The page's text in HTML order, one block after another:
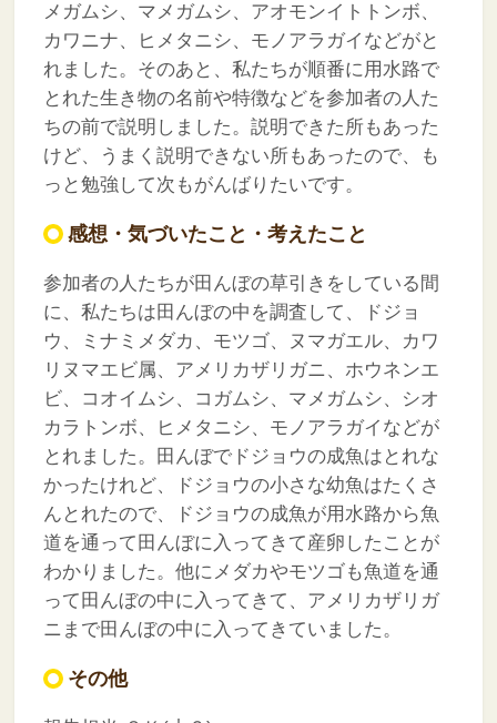
メガムシ、マメガムシ、アオモンイトトンボ、
カワニナ、ヒメタニシ、モノアラガイなどがと
れました。そのあと、私たちが順番に用水路で
とれた生き物の名前や特徴などを参加者の人た
ちの前で説明しました。説明できた所もあった
けど、うまく説明できない所もあったので、も
っと勉強して次もがんばりたいです。
感想・気づいたこと・考えたこと
参加者の人たちが田んぼの草引きをしている間
に、私たちは田んぼの中を調査して、ドジョ
ウ、ミナミメダカ、モツゴ、ヌマガエル、カワ
リヌマエビ属、アメリカザリガニ、ホウネンエ
ビ、コオイムシ、コガムシ、マメガムシ、シオ
カラトンボ、ヒメタニシ、モノアラガイなどが
とれました。田んぼでドジョウの成魚はとれな
かったけれど、ドジョウの小さな幼魚はたくさ
んとれたので、ドジョウの成魚が用水路から魚
道を通って田んぼに入ってきて産卵したことが
わかりました。他にメダカやモツゴも魚道を通
って田んぼの中に入ってきて、アメリカザリガ
ニまで田んぼの中に入ってきていました。
その他